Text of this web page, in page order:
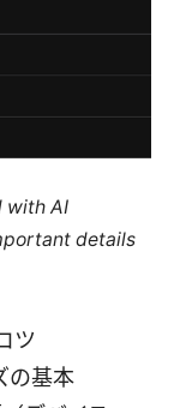
with AI
details
ツ
の基本